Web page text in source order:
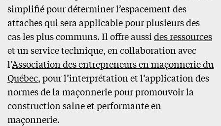
simplifié pour déterminer l’espacement des
attaches qui sera applicable pour plusieurs des
cas les plus communs. Il offre aussides ressources
et un service technique, en collaboration avec
l’Association des entrepreneurs en maçonnerie du
Québec, pour l’interprétation et l’application des
normes de la maçonnerie pour promouvoir la
construction saine et performante en
maçonnerie.